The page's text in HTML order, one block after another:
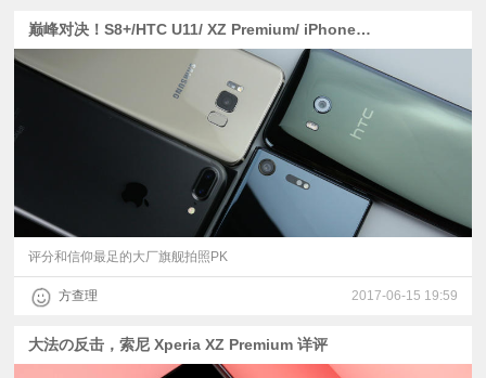
巅峰对决！S8+/HTC U11/ XZ Premium/ iPhone拍照横评
评分和信仰最足的大厂旗舰拍照PK
方查理 2017-06-15 19:59
大法の反击，索尼 Xperia XZ Premium 详评